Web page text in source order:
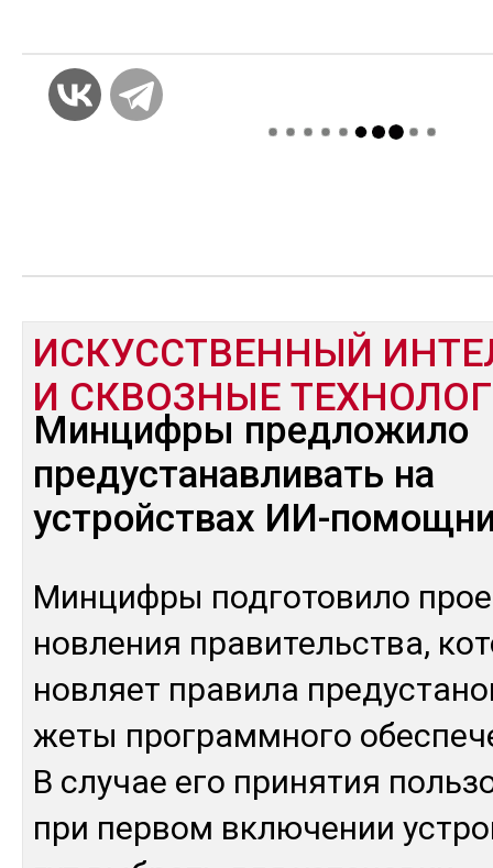
ИСКУССТВЕННЫЙ
И СКВОЗНЫЕ
Минцифры предложило
предустанавливать на
устройствах ИИ-
Мин­циф­ры под­го­тови­ло
нов­ле­ния пра­витель­ства,
нов­ляет пра­вила
же­ты прог­рам­мно­го
В слу­чае его при­нятия
при пер­вом вклю­чении